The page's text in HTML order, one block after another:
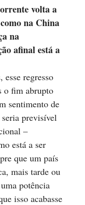
volta a
na China
na
afinal está a
esse regresso
o fim abrupto
sentimento de
previsível
–
está a ser
que um país
mais tarde ou
potência
isso acabasse